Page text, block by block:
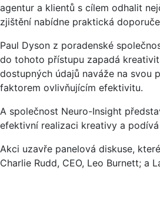
agentur a klientů s cílem odhalit
zjištění nabídne praktická
Paul Dyson z poradenské
do tohoto přístupu zapadá
dostupných údajů naváže na svou
faktorem ovlivňujícím efektivitu.
A společnost Neuro-Insight
efektivní realizaci kreativy a
Akci uzavře panelová diskuse,
Charlie Rudd, CEO, Leo Burnett; a